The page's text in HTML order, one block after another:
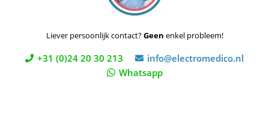
Liever persoonlijk contact?Geen enkel probleem!
+31 (0)24 20 30 213
info@electromedico.nl
Whatsapp